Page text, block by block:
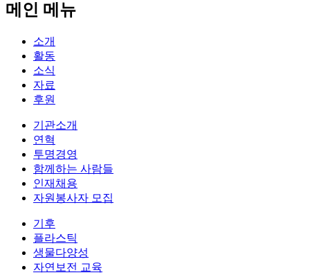
메인 메뉴
소개
활동
소식
자료
후원
기관소개
연혁
투명경영
함께하는 사람들
인재채용
자원봉사자 모집
기후
플라스틱
생물다양성
자연보전 교육